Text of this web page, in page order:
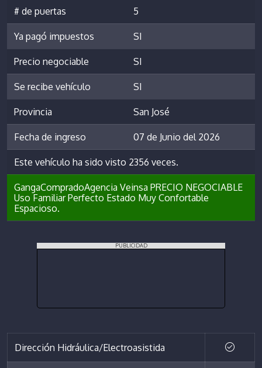
# de puertas 5
Ya pagó impuestos SI
Precio negociable SI
Se recibe vehículo SI
Provincia San José
Fecha de ingreso 07 de Junio del 2026
Este vehículo ha sido visto 2356 veces.
GangaCompradoAgencia Veinsa PRECIO NEGOCIABLE
Uso Familiar Perfecto Estado Muy Confortable
Espacioso.
PUBLICIDAD
Dirección Hidráulica/Electroasistida